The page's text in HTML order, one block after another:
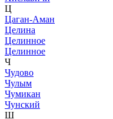
Ц
Цаган-Аман
Целина
Целинное
Целинное
Ч
Чудово
Чулым
Чумикан
Чунский
Ш